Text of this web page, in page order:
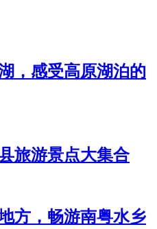
，感受高原湖泊的
旅游景点大集合
方，畅游南粤水乡